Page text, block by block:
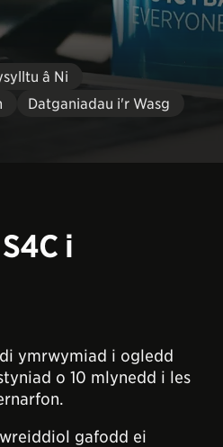
â Ni
Datganiadau i'r Wasg
i
ymrwymiad i ogledd
o 10 mlynedd i les
gafodd ei